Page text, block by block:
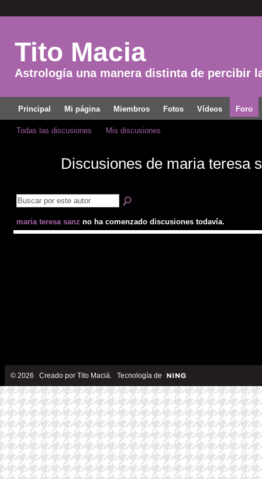
Tito Macia
Astrología una manera distinta de percibir
Principal Mi página Miembros Fotos Vídeos Foro
Todas las discusiones Mis discusiones
Discusiones de maria teresa
maria teresa sanz no ha comenzado discusiones todavía.
© 2026 Creado por Tito Maciá. Tecnología de